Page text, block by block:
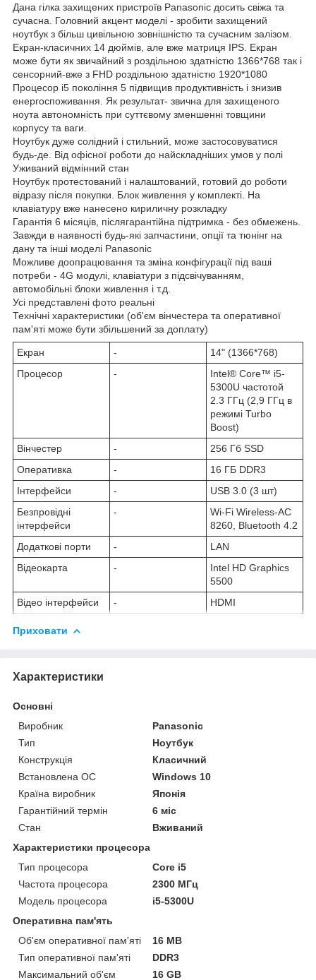
Дана гілка захищених пристроїв Panasonic досить свіжа та
сучасна. Головний акцент моделі - зробити захищений
ноутбук з більш цивільною зовнішністю та сучасним залізом.
Екран-класичних 14 дюймів, але вже матриця IPS. Екран
може бути як звичайний з роздільною здатністю 1366*768 так і
сенсорний-вже з FHD роздільною здатністю 1920*1080
Процесор i5 покоління 5 підвищив продуктивність і знизив
енергоспоживання. Як результат- звична для захищеного
ноута автономність при суттєвому зменшенні товщини
корпусу та ваги.
Ноутбук дуже солідний і стильний, може застосовуватися
будь-де. Від офісної роботи до найскладніших умов у полі
Уживаний відмінний стан
Ноутбук протестований і налаштований, готовий до роботи
відразу після покупки. Блок живлення у комплекті. На
клавіатуру вже нанесено кириличну розкладку
Гарантія 6 місяців, післягарантійна підтримка - без обмежень.
Завжди в наявності будь-які запчастини, опції та тюнінг на
дану та інші моделі Panasonic
Можливе доопрацювання та зміна конфігурації під ваші
потреби - 4G модулі, клавіатури з підсвічуванням,
автомобільні блоки живлення і т.д.
Усі представлені фото реальні
Технічні характеристики (об'єм вінчестера та оперативної
пам'яті може бути збільшений за доплату)
Екран -
14" (1366*768)
Процесор
-
Intel® Core™ i5-
5300U частотой
2.3 ГГц (2,9 ГГц в
режимі Turbo
Boost)
Вінчестер
-
256 Гб SSD
Оперативка
-
16 ГБ DDR3
Інтерфейси
-
USB 3.0 (3 шт)
Безпровідні
інтерфейси
-
Wi-Fi Wireless-AC
8260, Bluetooth 4.2
Додаткові порти
-
LAN
Відеокарта
-
Intel HD Graphics
5500
Відео інтерфейси
- HDMI
Приховати
Характеристики
Основні
Виробник
Panasonic
Тип
Ноутбук
Конструкція
Класичний
Встановлена ОС
Windows 10
Країна виробник
Японія
Гарантійний термін
6 міс
Стан
Вживаний
Характеристики процесора
Тип процесора
Core i5
Частота процесора
2300 МГц
Модель процесора
i5-5300U
Оперативна пам'ять
Об'єм оперативної пам'яті
16 MB
Тип оперативної пам'яті
DDR3
Максимальний об'єм
16 GB